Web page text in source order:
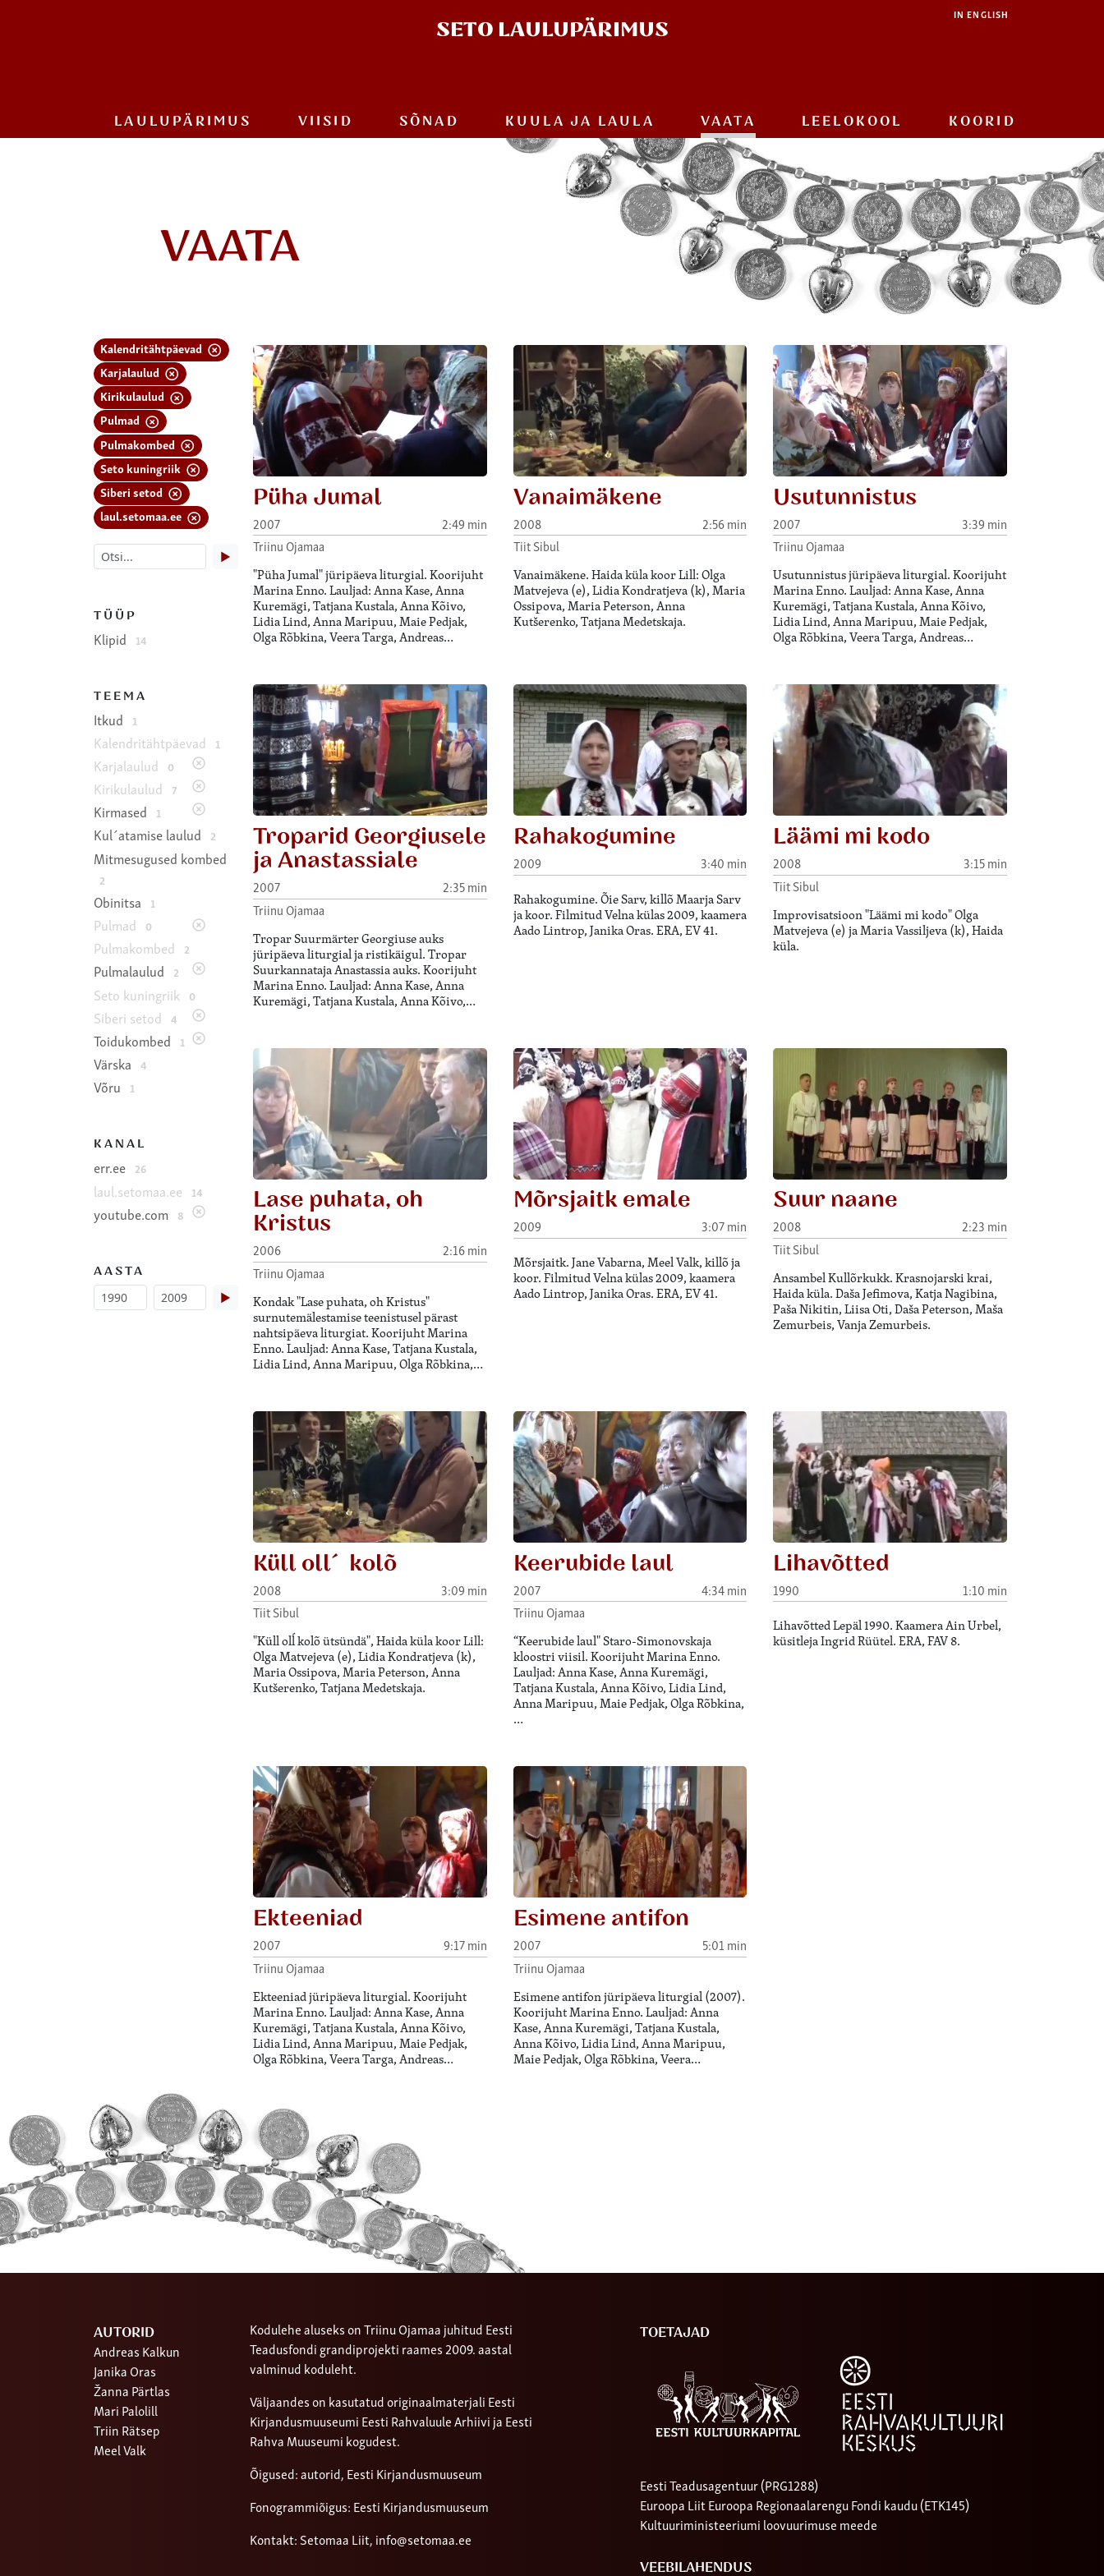
SETO LAULUPÄRIMUS
IN ENGLISH
LAULU­PÄRIMUS VIISID SÕNAD KUULA JA LAULA VAATA LEELOKOOL KOORID
VAATA
Kalendritähtpäevad
Karjalaulud
Kirikulaulud
Pulmad
Pulmakombed
Seto kuningriik
Siberi setod
laul.setomaa.ee
▶
TÜÜP
Klipid 14
TEEMA
Itkud 1
Kalendritähtpäevad 1
Karjalaulud 0
Kirikulaulud 7
Kirmased 1
Kul´atamise laulud 2
Mitmesugused kombed
2
Obinitsa 1
Pulmad 0
Pulmakombed 2
Pulmalaulud 2
Seto kuningriik 0
Siberi setod 4
Toidukombed 1
Värska 4
Võru 1
KANAL
err.ee 26
laul.setomaa.ee 14
youtube.com 8
AASTA
▶
Püha Jumal
2007
2:49 min
Triinu Ojamaa
"Püha Jumal" jüripäeva liturgial. Koorijuht
Marina Enno. Lauljad: Anna Kase, Anna
Kuremägi, Tatjana Kustala, Anna Kõivo,
Lidia Lind, Anna Maripuu, Maie Pedjak,
Olga Rõbkina, Veera Targa, Andreas…
Vanaimäkene
2008
2:56 min
Tiit Sibul
Vanaimäkene. Haida küla koor Lill: Olga
Matvejeva (e), Lidia Kondratjeva (k), Maria
Ossipova, Maria Peterson, Anna
Kutšerenko, Tatjana Medetskaja.
Usutunnistus
2007
3:39 min
Triinu Ojamaa
Usutunnistus jüripäeva liturgial. Koorijuht
Marina Enno. Lauljad: Anna Kase, Anna
Kuremägi, Tatjana Kustala, Anna Kõivo,
Lidia Lind, Anna Maripuu, Maie Pedjak,
Olga Rõbkina, Veera Targa, Andreas…
Troparid Georgiusele
ja Anastassiale
2007
2:35 min
Triinu Ojamaa
Tropar Suurmärter Georgiuse auks
jüripäeva liturgial ja ristikäigul. Tropar
Suurkannataja Anastassia auks. Koorijuht
Marina Enno. Lauljad: Anna Kase, Anna
Kuremägi, Tatjana Kustala, Anna Kõivo,…
Rahakogumine
2009 3:40 min
Rahakogumine. Õie Sarv, killõ Maarja Sarv
ja koor. Filmitud Velna külas 2009, kaamera
Aado Lintrop, Janika Oras. ERA, EV 41.
Läämi mi kodo
2008
3:15 min
Tiit Sibul
Improvisatsioon "Läämi mi kodo" Olga
Matvejeva (e) ja Maria Vassiljeva (k), Haida
küla.
Lase puhata, oh
Kristus
2006
2:16 min
Triinu Ojamaa
Kondak "Lase puhata, oh Kristus"
surnutemälestamise teenistusel pärast
nahtsipäeva liturgiat. Koorijuht Marina
Enno. Lauljad: Anna Kase, Tatjana Kustala,
Lidia Lind, Anna Maripuu, Olga Rõbkina,…
Mõrsjaitk emale
2009 3:07 min
Mõrsjaitk. Jane Vabarna, Meel Valk, killõ ja
koor. Filmitud Velna külas 2009, kaamera
Aado Lintrop, Janika Oras. ERA, EV 41.
Suur naane
2008
2:23 min
Tiit Sibul
Ansambel Kullõrkukk. Krasnojarski krai,
Haida küla. Daša Jefimova, Katja Nagibina,
Paša Nikitin, Liisa Oti, Daša Peterson, Maša
Zemurbeis, Vanja Zemurbeis.
Küll oll´ kolõ
2008
3:09 min
Tiit Sibul
"Küll olĺ kolõ ütsündä", Haida küla koor Lill:
Olga Matvejeva (e), Lidia Kondratjeva (k),
Maria Ossipova, Maria Peterson, Anna
Kutšerenko, Tatjana Medetskaja.
Keerubide laul
2007
4:34 min
Triinu Ojamaa
“Keerubide laul" Staro-Simonovskaja
kloostri viisil. Koorijuht Marina Enno.
Lauljad: Anna Kase, Anna Kuremägi,
Tatjana Kustala, Anna Kõivo, Lidia Lind,
Anna Maripuu, Maie Pedjak, Olga Rõbkina,
…
Lihavõtted
1990 1:10 min
Lihavõtted Lepäl 1990. Kaamera Ain Urbel,
küsitleja Ingrid Rüütel. ERA, FAV 8.
Ekteeniad
2007
9:17 min
Triinu Ojamaa
Ekteeniad jüripäeva liturgial. Koorijuht
Marina Enno. Lauljad: Anna Kase, Anna
Kuremägi, Tatjana Kustala, Anna Kõivo,
Lidia Lind, Anna Maripuu, Maie Pedjak,
Olga Rõbkina, Veera Targa, Andreas…
Esimene antifon
2007
5:01 min
Triinu Ojamaa
Esimene antifon jüripäeva liturgial (2007).
Koorijuht Marina Enno. Lauljad: Anna
Kase, Anna Kuremägi, Tatjana Kustala,
Anna Kõivo, Lidia Lind, Anna Maripuu,
Maie Pedjak, Olga Rõbkina, Veera…
AUTORID
Andreas Kalkun
Janika Oras
Žanna Pärtlas
Mari Palolill
Triin Rätsep
Meel Valk
Kodulehe aluseks on Triinu Ojamaa juhitud Eesti
Teadusfondi grandiprojekti raames 2009. aastal
valminud koduleht.
Väljaandes on kasutatud originaalmaterjali Eesti
Kirjandusmuuseumi Eesti Rahvaluule Arhiivi ja Eesti
Rahva Muuseumi kogudest.
Õigused: autorid, Eesti Kirjandusmuuseum
Fonogrammiõigus: Eesti Kirjandusmuuseum
Kontakt: Setomaa Liit, info@setomaa.ee
TOETAJAD
Eesti Teadusagentuur (PRG1288)
Euroopa Liit Euroopa Regionaalarengu Fondi kaudu (ETK145)
Kultuuriministeeriumi loovuurimuse meede
VEEBILAHENDUS